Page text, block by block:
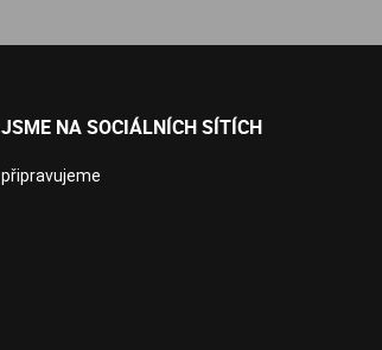
JSME NA SOCIÁLNÍCH SÍTÍCH
připravujeme